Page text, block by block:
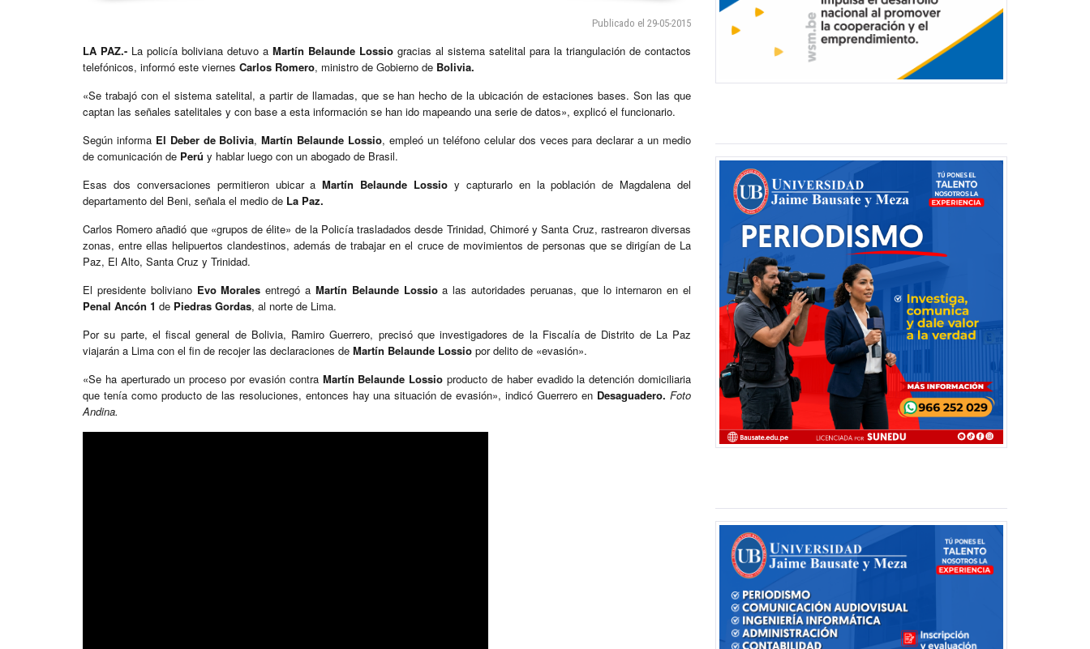
Publicado el 29-05-2015
LA PAZ.- La policía boliviana detuvo a Martín Belaunde Lossio gracias al sistema satelital para la triangulación de contactos
telefónicos, informó este viernes Carlos Romero, ministro de Gobierno de Bolivia.
«Se trabajó con el sistema satelital, a partir de llamadas, que se han hecho de la ubicación de estaciones bases. Son las que
captan las señales satelitales y con base a esta información se han ido mapeando una serie de datos», explicó el funcionario.
Según informa El Deber de Bolivia,Martín Belaunde Lossio, empleó un teléfono celular dos veces para declarar a un medio
de comunicación de Perú y hablar luego con un abogado de Brasil.
Esas dos conversaciones permitieron ubicar aMartín Belaunde Lossio y capturarlo en la población de Magdalena del
departamento del Beni, señala el medio de La Paz.
Carlos Romero añadió que «grupos de élite» de la Policía trasladados desde Trinidad, Chimoré y Santa Cruz, rastrearon diversas
zonas, entre ellas helipuertos clandestinos, además de trabajar en el cruce de movimientos de personas que se dirigían de La
Paz, El Alto, Santa Cruz y Trinidad.
El presidente boliviano Evo Morales entregó a Martín Belaunde Lossioa las autoridades peruanas, que lo internaron en el
Penal Ancón 1 de Piedras Gordas, al norte de Lima.
Por su parte, el fiscal general de Bolivia, Ramiro Guerrero, precisó que investigadores de la Fiscalía de Distrito de La Paz
viajarán a Lima con el fin de recojer las declaraciones de Martín Belaunde Lossio por delito de «evasión».
«Se ha aperturado un proceso por evasión contra Martín Belaunde Lossio producto de haber evadido la detención domiciliaria
que tenía como producto de las resoluciones, entonces hay una situación de evasión», indicó Guerrero en Desaguadero.Foto
Andina.